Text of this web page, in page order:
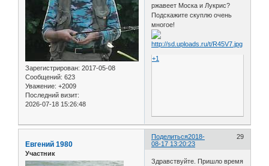
Зарегистрирован: 2017-05-08
Сообщений: 623
Уважение: +2009
Последний визит:
2026-07-18 15:26:48
ржавеет Моска и Лукрис?
Подскажите скуплю очень
многое!
+1
Поделиться 29
2018-
08-17 13:20:23
Евгений 1980
Участник
Здравствуйте. Пришло время